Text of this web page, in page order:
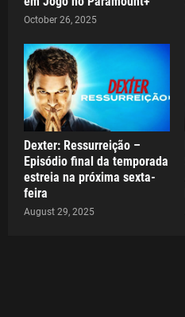
October 26, 2025
Dexter: Ressurreição –
Episódio final da temporada
estreia na próxima sexta-
feira
August 29, 2025